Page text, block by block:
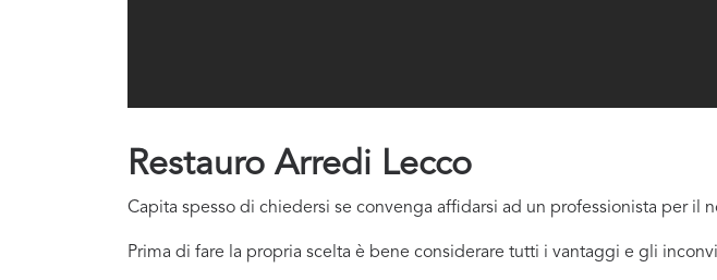
Restauro Arredi Lecco
Capita spesso di chiedersi se convenga affidarsi ad un professionista per il
Prima di fare la propria scelta è bene considerare tutti i vantaggi e gli